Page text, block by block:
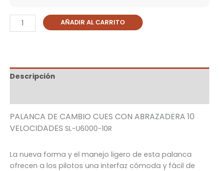
AÑADIR AL CARRITO
Descripción
PALANCA DE CAMBIO CUES CON ABRAZADERA 10
VELOCIDADES SL-U6000-10R
La nueva forma y el manejo ligero de esta palanca
ofrecen a los pilotos una interfaz cómoda y fácil de